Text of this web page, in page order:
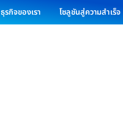
ธุรกิจของเรา โซลูชันสู่ความสำเร็จ